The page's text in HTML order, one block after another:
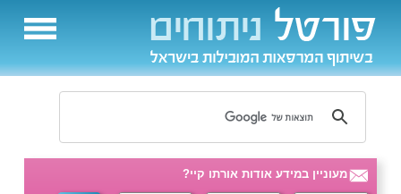
מעוניין במידע אודות אורתו קיי?